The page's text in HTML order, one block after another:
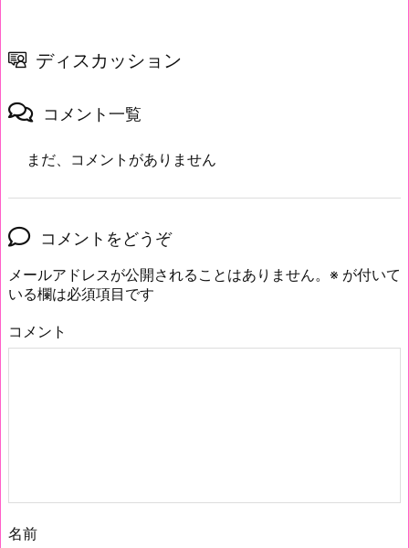
ディスカッション
コメント一覧
まだ、コメントがありません
コメントをどうぞ
メールアドレスが公開されることはありません。 ※ が付いて
いる欄は必須項目です
コメント
名前